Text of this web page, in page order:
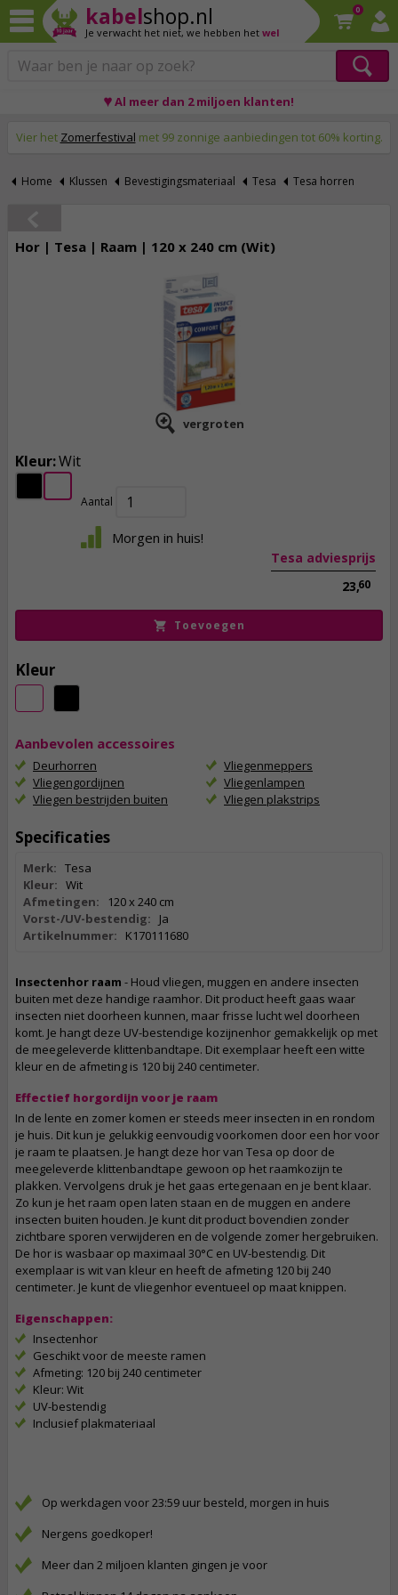
kabelshop.nl
Je verwacht het niet, we hebben het wel
0
♥ Al meer dan 2 miljoen klanten!
Vier het Zomerfestival met 99 zonnige aanbiedingen tot 60% korting.
Home Klussen Bevestigingsmateriaal Tesa Tesa horren
Hor | Tesa | Raam | 120 x 240 cm (Wit)
vergroten
Tesa adviesprijs
23,60
Kleur:Wit
Aantal
Morgen in huis!
Toevoegen
Kleur
Aanbevolen accessoires
Deurhorren
Vliegengordijnen
Vliegen bestrijden buiten
Vliegenmeppers
Vliegenlampen
Vliegen plakstrips
Specificaties
Merk: Tesa
Kleur: Wit
Afmetingen:
120 x 240 cm
Vorst-/UV-bestendig:
Ja
Artikelnummer:
K170111680
Insectenhor raam - Houd vliegen, muggen en andere insecten
buiten met deze handige raamhor. Dit product heeft gaas waar
insecten niet doorheen kunnen, maar frisse lucht wel doorheen
komt. Je hangt deze UV-bestendige kozijnenhor gemakkelijk op met
de meegeleverde klittenbandtape. Dit exemplaar heeft een witte
kleur en de afmeting is 120 bij 240 centimeter.
Effectief horgordijn voor je raam
In de lente en zomer komen er steeds meer insecten in en rondom
je huis. Dit kun je gelukkig eenvoudig voorkomen door een hor voor
je raam te plaatsen. Je hangt deze hor van Tesa op door de
meegeleverde klittenbandtape gewoon op het raamkozijn te
plakken. Vervolgens druk je het gaas ertegenaan en je bent klaar.
Zo kun je het raam open laten staan en de muggen en andere
insecten buiten houden. Je kunt dit product bovendien zonder
zichtbare sporen verwijderen en de volgende zomer hergebruiken.
De hor is wasbaar op maximaal 30°C en UV-bestendig. Dit
exemplaar is wit van kleur en heeft de afmeting 120 bij 240
centimeter. Je kunt de vliegenhor eventueel op maat knippen.
Eigenschappen:
Insectenhor
Geschikt voor de meeste ramen
Afmeting: 120 bij 240 centimeter
Kleur: Wit
UV-bestendig
Inclusief plakmateriaal
Op werkdagen voor 23:59 uur besteld, morgen in huis
Nergens goedkoper!
Meer dan 2 miljoen klanten gingen je voor